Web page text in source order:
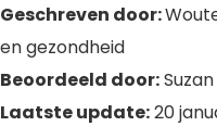
Geschreven door:
en gezondheid
Beoordeeld door:
Laatste update:20